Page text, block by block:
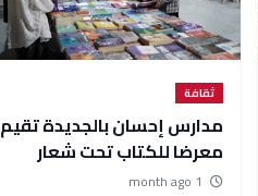
ثقافة
مدارس إحسان بالجديدة تقيم
معرضا للكتاب تحت شعار
''الكتاب مسار للمعرفة وبوابة